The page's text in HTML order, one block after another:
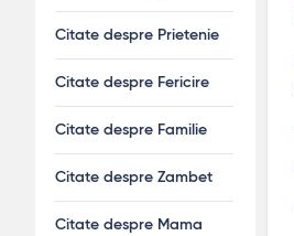
Citate despre Prietenie
Citate despre Fericire
Citate despre Familie
Citate despre Zambet
Citate despre Mama